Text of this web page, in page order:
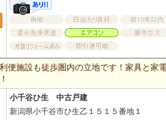
便施設も徒歩圏内の立地です！家具と家
小千谷ひ生 中古戸建
新潟県小千谷市ひ生乙１５１５番地１